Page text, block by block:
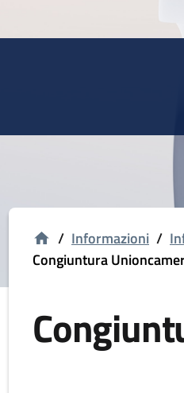
/ Informazioni /
Congiuntura